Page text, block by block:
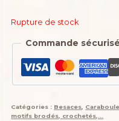
Rupture de stock
Commande
Catégories : Besaces,
motifs brodés, crochetés,...